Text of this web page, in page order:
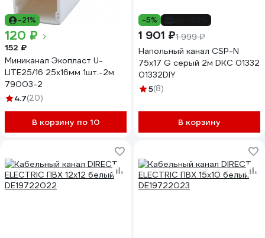
-21%
120 ₽
152 ₽
Миниканал Экопласт U-
LITE25/16 25х16мм 1шт.-2м
79003-2
4.7(20)
В корзину по 10
-5%
1 901 ₽1 999 ₽
Напольный канал СSP-N
75x17 G серый 2м DKC 01332
01332DIY
5(8)
В корзину